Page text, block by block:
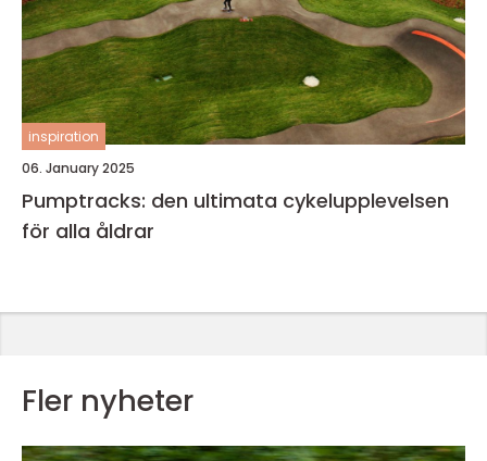
inspiration
06. January 2025
Pumptracks: den ultimata cykelupplevelsen
för alla åldrar
Fler nyheter